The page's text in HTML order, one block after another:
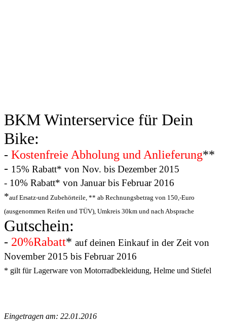
BKM Winterservice für Dein
Bike:
- Kostenfreie Abholung und Anlieferung**
- 15% Rabatt* von Nov. bis Dezember 2015
- 10% Rabatt* von Januar bis Februar 2016
*auf Ersatz-und Zubehörteile, ** ab Rechnungsbetrag von 150,-Euro
(ausgenommen Reifen und TÜV), Umkreis 30km und nach Absprache
Gutschein:
- 20%Rabatt* auf deinen Einkauf in der Zeit von
November 2015 bis Februar 2016
* gilt für Lagerware von Motorradbekleidung, Helme und Stiefel
Eingetragen am: 22.01.2016